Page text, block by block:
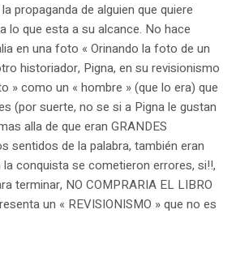
propaganda de alguien que quiere
lo que esta a su alcance. No hace
en una foto « Orinando la foto de un
historiador, Pigna, en su revisionismo
» como un « hombre » (que lo era) que
(por suerte, no se si a Pigna le gustan
alla de que eran GRANDES
sentidos de la palabra, también eran
la conquista se cometieron errores, si!!,
terminar, NO COMPRARIA EL LIBRO
un « REVISIONISMO » que no es